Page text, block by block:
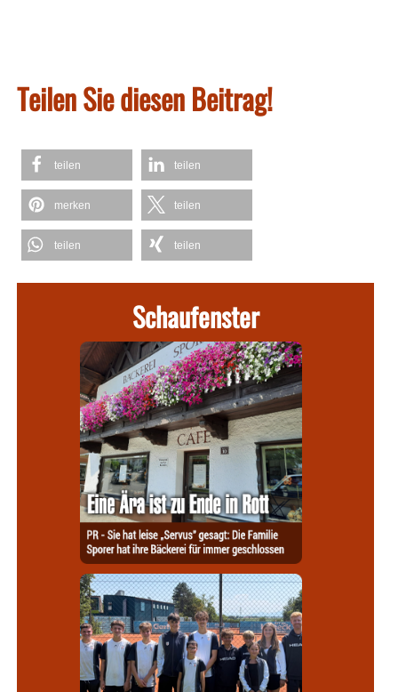
Teilen Sie diesen Beitrag!
teilen teilen
merken teilen
teilen teilen
Schaufenster